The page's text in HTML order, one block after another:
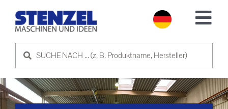
GEBRAUCHTMASCHINEN
MASCHINE VERKAUFEN